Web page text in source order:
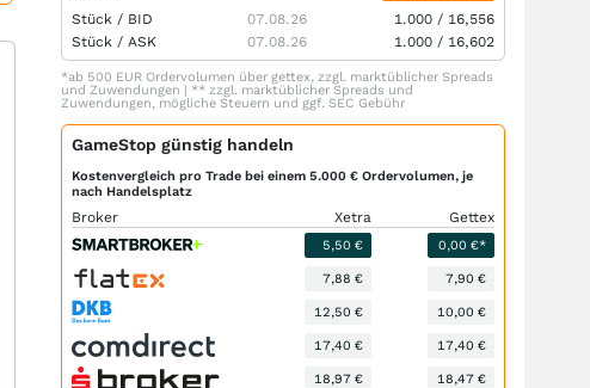
Stück / BID 07.08.26 1.000 / 16,556
Stück / ASK 07.08.26 1.000 / 16,602
*ab 500 EUR Ordervolumen über gettex, zzgl. marktüblicher Spreads
und Zuwendungen | ** zzgl. marktüblicher Spreads und
Zuwendungen, mögliche Steuern und ggf. SEC Gebühr
GameStop günstig handeln
Kostenvergleich pro Trade bei einem 5.000 € Ordervolumen, je
nach Handelsplatz
Broker Xetra Gettex
5,50 € 0,00 €*
7,88 € 7,90 €
12,50 € 10,00 €
17,40 € 17,40 €
18,97 € 18,47 €